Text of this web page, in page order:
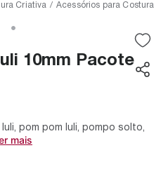
Criativa / Acessórios para Costura
10mm Pacote
pom pom luli, pompo solto,
mais
singer